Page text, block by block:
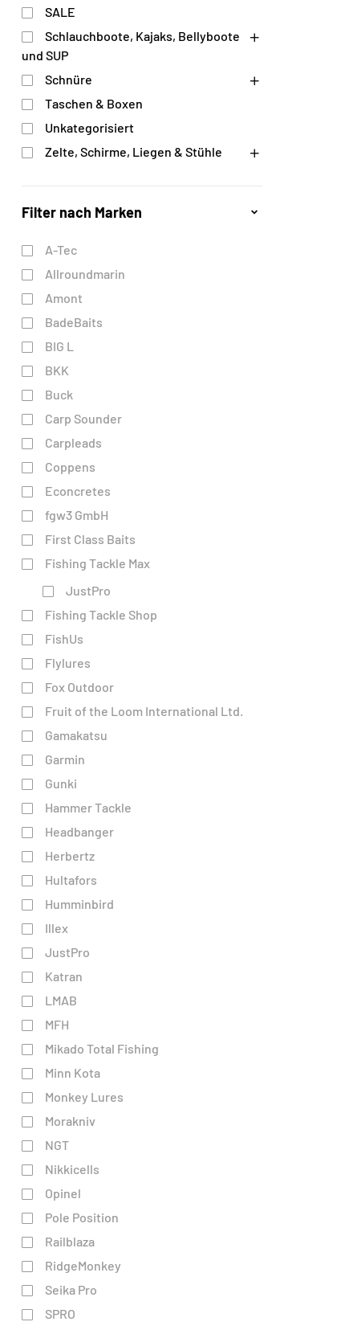
SALE
Schlauchboote, Kajaks, Bellyboote
und SUP
Schnüre
Taschen & Boxen
Unkategorisiert
Zelte, Schirme, Liegen & Stühle
Filter nach Marken
A-Tec
Allroundmarin
Amont
BadeBaits
BIG L
BKK
Buck
Carp Sounder
Carpleads
Coppens
Econcretes
fgw3 GmbH
First Class Baits
Fishing Tackle Max
JustPro
Fishing Tackle Shop
FishUs
Flylures
Fox Outdoor
Fruit of the Loom International Ltd.
Gamakatsu
Garmin
Gunki
Hammer Tackle
Headbanger
Herbertz
Hultafors
Humminbird
Illex
JustPro
Katran
LMAB
MFH
Mikado Total Fishing
Minn Kota
Monkey Lures
Morakniv
NGT
Nikkicells
Opinel
Pole Position
Railblaza
RidgeMonkey
Seika Pro
SPRO